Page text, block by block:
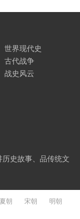
世界现代史
古代战争
战史风云
史故事、品传统文
夏朝 宋朝
明朝